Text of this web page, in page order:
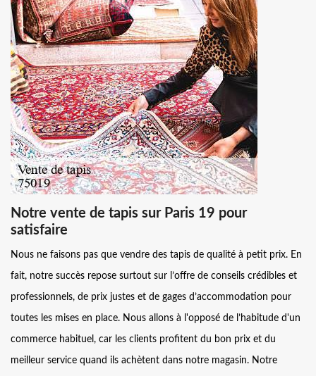
Notre vente de tapis sur Paris 19 pour
satisfaire
Nous ne faisons pas que vendre des tapis de qualité à petit prix. En
fait, notre succès repose surtout sur l’offre de conseils crédibles et
professionnels, de prix justes et de gages d’accommodation pour
toutes les mises en place. Nous allons à l'opposé de l’habitude d'un
commerce habituel, car les clients profitent du bon prix et du
meilleur service quand ils achètent dans notre magasin. Notre